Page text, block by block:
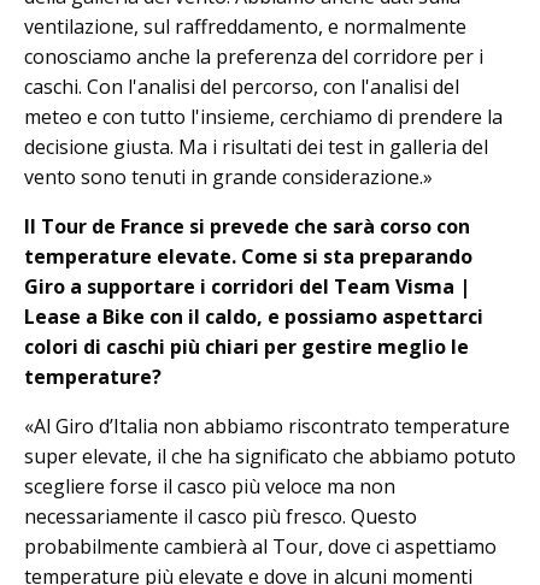
ventilazione, sul raffreddamento, e normalmente
conosciamo anche la preferenza del corridore per i
caschi. Con l'analisi del percorso, con l'analisi del
meteo e con tutto l'insieme, cerchiamo di prendere la
decisione giusta. Ma i risultati dei test in galleria del
vento sono tenuti in grande considerazione.»
Il Tour de France si prevede che sarà corso con
temperature elevate. Come si sta preparando
Giro a supportare i corridori del Team Visma |
Lease a Bike con il caldo, e possiamo aspettarci
colori di caschi più chiari per gestire meglio le
temperature?
«Al Giro d’Italia non abbiamo riscontrato temperature
super elevate, il che ha significato che abbiamo potuto
scegliere forse il casco più veloce ma non
necessariamente il casco più fresco. Questo
probabilmente cambierà al Tour, dove ci aspettiamo
temperature più elevate e dove in alcuni momenti